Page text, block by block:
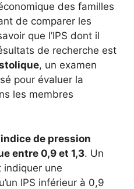
des familles
de comparer les
que l’IPS dont il
de recherche est
, un examen
pour évaluer la
les membres
de pression
entre 0,9 et 1,3. Un
indiquer une
IPS inférieur à 0,9